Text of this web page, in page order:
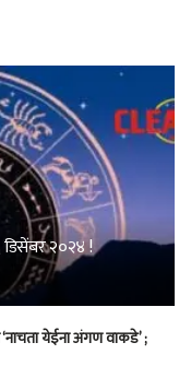
२०२४ !
येईना अंगण वाकडे’ ;